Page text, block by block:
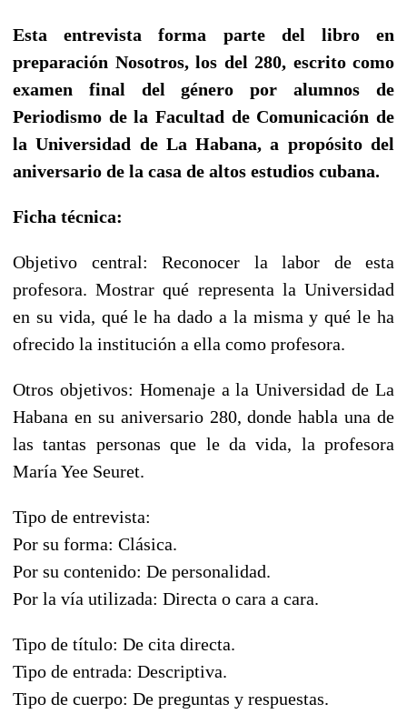
Esta entrevista forma parte del libro en
preparación Nosotros, los del 280, escrito como
examen final del género por alumnos de
Periodismo de la Facultad de Comunicación de
la Universidad de La Habana, a propósito del
aniversario de la casa de altos estudios cubana.
Ficha técnica:
Objetivo central: Reconocer la labor de esta
profesora. Mostrar qué representa la Universidad
en su vida, qué le ha dado a la misma y qué le ha
ofrecido la institución a ella como profesora.
Otros objetivos: Homenaje a la Universidad de La
Habana en su aniversario 280, donde habla una de
las tantas personas que le da vida, la profesora
María Yee Seuret.
Tipo de entrevista:
Por su forma: Clásica.
Por su contenido: De personalidad.
Por la vía utilizada: Directa o cara a cara.
Tipo de título: De cita directa.
Tipo de entrada: Descriptiva.
Tipo de cuerpo: De preguntas y respuestas.